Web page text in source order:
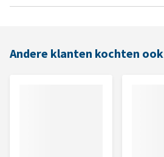
Andere klanten kochten ook